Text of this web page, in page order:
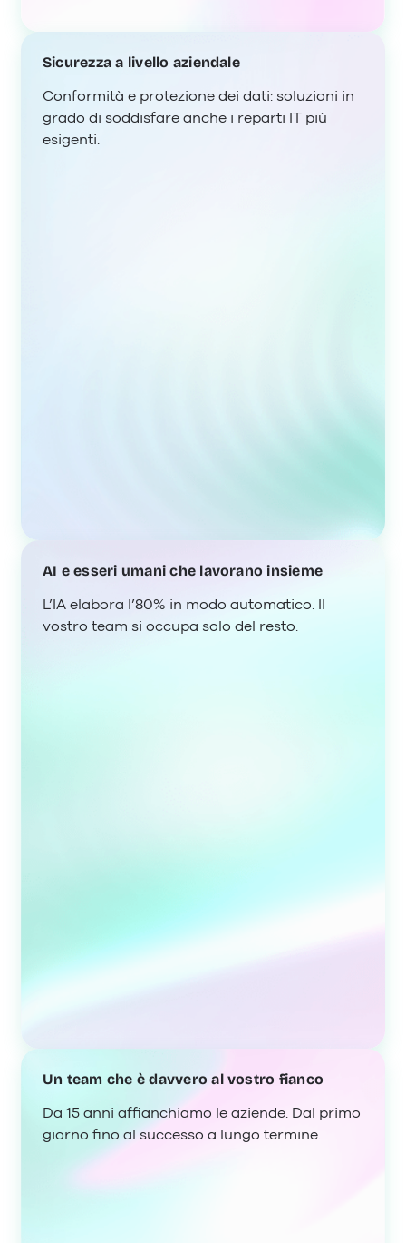
Sicurezza a livello aziendale
Conformità e protezione dei dati: soluzioni in
grado di soddisfare anche i reparti IT più
esigenti.
AI e esseri umani che lavorano insieme
L’IA elabora l’80% in modo automatico. Il
vostro team si occupa solo del resto.
Un team che è davvero al vostro fianco
Da 15 anni affianchiamo le aziende. Dal primo
giorno fino al successo a lungo termine.